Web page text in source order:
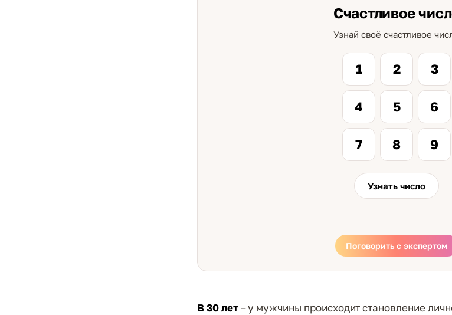
Счастливое
Узнай своё счастливое
1 2 3
4 5 6
7 8 9
Узнать число
Поговорить с экспертом
В 30 лет– у мужчины происходит становление